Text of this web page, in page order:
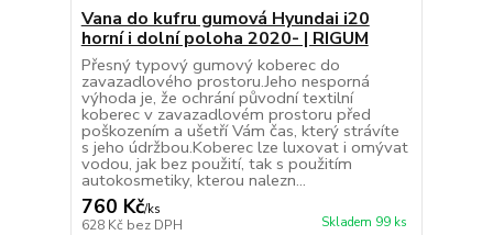
Vana do kufru gumová Hyundai i20
horní i dolní poloha 2020- | RIGUM
Přesný typový gumový koberec do
zavazadlového prostoru.Jeho nesporná
výhoda je, že ochrání původní textilní
koberec v zavazadlovém prostoru před
poškozením a ušetří Vám čas, který strávíte
s jeho údržbou.Koberec lze luxovat i omývat
vodou, jak bez použití, tak s použitím
autokosmetiky, kterou nalezn...
760 Kč/ks
628 Kč bez DPH Skladem 99 ks